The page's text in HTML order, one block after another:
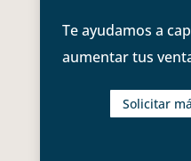
Te ayudamos a
aumentar tus
Solicitar